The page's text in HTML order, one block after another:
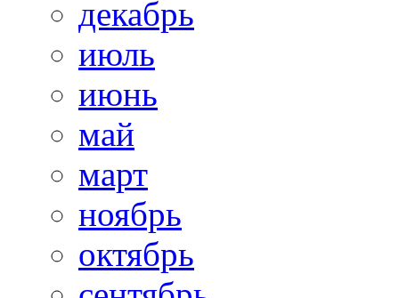
декабрь
июль
июнь
май
март
ноябрь
октябрь